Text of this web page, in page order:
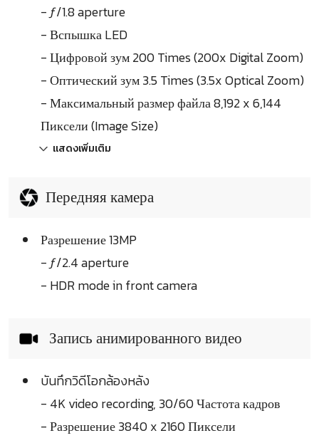
- ƒ/1.8 aperture
- Вспышка LED
- Цифровой зум 200 Times (200x Digital Zoom)
- Оптический зум 3.5 Times (3.5x Optical Zoom)
- Максимальный размер файла 8,192 x 6,144
Пиксели (Image Size)
แสดงเพิ่มเติม
Передняя камера
Разрешение 13MP
- ƒ/2.4 aperture
- HDR mode in front camera
Запись анимированного видео
บันทึกวิดีโอกล้องหลัง
- 4K video recording, 30/60 Частота кадров
- Разрешение 3840 x 2160 Пиксели